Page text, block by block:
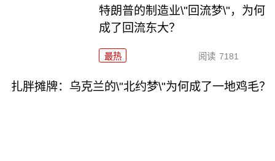
特朗普的制造业\"回流梦\"，为何
成了回流东大？
最热 阅读 7181
扎胖摊牌：乌克兰的\"北约梦\"为何成了一地鸡毛？